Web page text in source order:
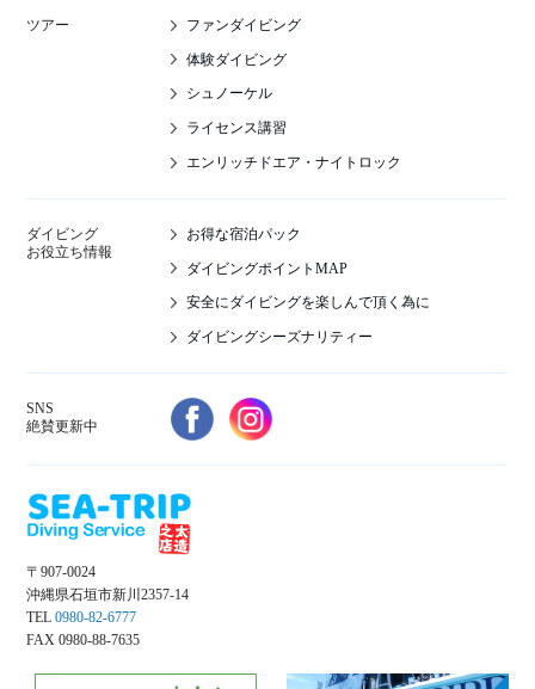
ツアー ファンダイビング
体験ダイビング
シュノーケル
ライセンス講習
エンリッチドエア・ナイトロック
ダイビング
お役立ち情報
お得な宿泊パック
ダイビングポイントMAP
安全にダイビングを楽しんで頂く為に
ダイビングシーズナリティー
SNS
絶賛更新中
〒907-0024
沖縄県石垣市新川2357-14
TEL 0980-82-6777
FAX 0980-88-7635